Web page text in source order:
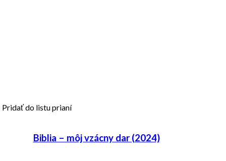
Pridať do listu prianí
Biblia – môj vzácny dar (2024)